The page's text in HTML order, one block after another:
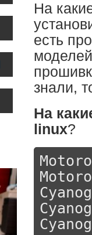
На
есть
знали,
На
linux?